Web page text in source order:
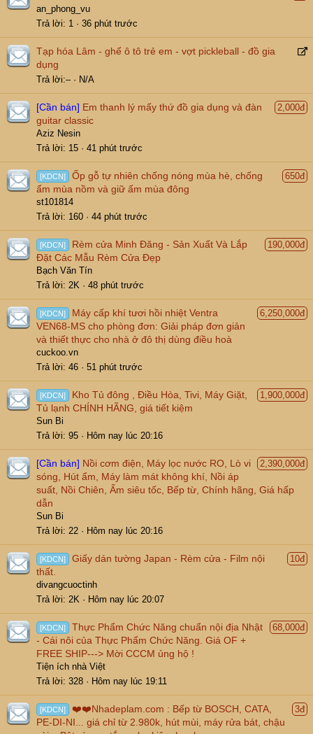
an_phong_vu
Trả lời
1 36 phút trước
R
r
Tạp hóa Lâm - ghế ô tô trẻ em - vợt pickleball - đồ gia
dụng
Trả lời – N/A
2,000đ
[Cần bán] Em thanh lý mấy thứ đồ gia dụng và đàn
guitar classic
Aziz Nesin
Trả lời
15 41 phút trước
650đ
[KDCN]
Ốp gỗ tự nhiên chống nóng mùa hè, chống
ẩm mùa nồm và giữ ấm mùa đông
st101814
Trả lời
160 44 phút trước
190,000đ
[KDCN]
Rèm cửa Minh Đăng - Sản Xuất Và Lắp
Đặt Các Mẫu Rèm Cửa Đẹp
Bạch Văn Tín
Trả lời
2K 48 phút trước
6,250,000đ
[KDCN]
Máy cấp khí tươi hồi nhiệt Ventra
VEN68-MS cho phòng đơn: Giải pháp đơn giản
và thiết thực cho nhà ở đô thị dùng điều hoà
cuckoo.vn
Trả lời 46 51 phút trước
1,900,000đ
[KDCN]
Kho Tủ đông , Điều Hòa, Tivi, Máy Giặt,
Tủ lạnh CHÍNH HÃNG, giá tiết kiệm
Sun Bi
Trả lời 95 Hôm nay lúc 20:16
2,390,000đ
[Cần bán] Nồi cơm điện, Máy lọc nước RO, Lò vi
sóng, Hút ẩm, Máy làm mát không khí, Nồi áp
suất, Nồi Chiên, Ấm siêu tốc, Bếp từ, Chính hãng, Giá hấp
dẫn
Sun Bi
Trả lời
22 Hôm nay lúc 20:16
10đ
[KDCN]
Giấy dán tường Japan - Rèm cửa - Film nội
thất.
divangcuoctinh
Trả lời
2K Hôm nay lúc 20:07
68,000đ
[KDCN]
Thực Phẩm Chức Năng chuẩn nội địa Nhật
- Cái nôi của Thực Phẩm Chức Năng. Giá OF +
FREE SHIP---> Mời CCCM ủng hộ !
Tiện ích nhà Việt
Trả lời 328 Hôm nay lúc 19:11
3đ
[KDCN]
❤️❤️Nhadeplam.com : Bếp từ BOSCH, CATA,
PE-DI-NI... giá chỉ từ 2.980k, hút mùi, máy rửa bát, chậu